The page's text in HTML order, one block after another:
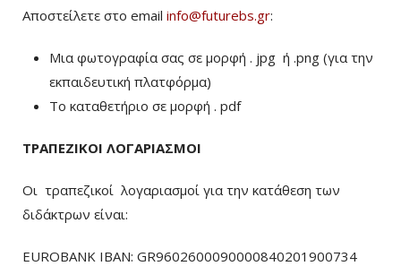
Αποστείλετε στο email info@futurebs.gr:
Μια φωτογραφία σας σε μορφή . jpg ή .png (για την
εκπαιδευτική πλατφόρμα)
To καταθετήριο σε μορφή . pdf
ΤΡΑΠΕΖΙΚΟΙ ΛΟΓΑΡΙΑΣΜΟΙ
Οι τραπεζικοί λογαριασμοί για την κατάθεση των
διδάκτρων είναι:
EUROBANK IBAN: GR9602600090000840201900734